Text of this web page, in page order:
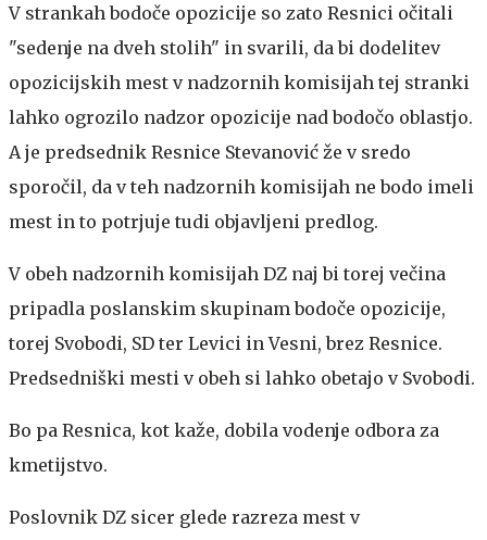
V strankah bodoče opozicije so zato Resnici očitali
"sedenje na dveh stolih" in svarili, da bi dodelitev
opozicijskih mest v nadzornih komisijah tej stranki
lahko ogrozilo nadzor opozicije nad bodočo oblastjo.
A je predsednik Resnice Stevanović že v sredo
sporočil, da v teh nadzornih komisijah ne bodo imeli
mest in to potrjuje tudi objavljeni predlog.
V obeh nadzornih komisijah DZ naj bi torej večina
pripadla poslanskim skupinam bodoče opozicije,
torej Svobodi, SD ter Levici in Vesni, brez Resnice.
Predsedniški mesti v obeh si lahko obetajo v Svobodi.
Bo pa Resnica, kot kaže, dobila vodenje odbora za
kmetijstvo.
Poslovnik DZ sicer glede razreza mest v